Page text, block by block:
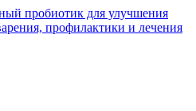
пробиотик для улучшения
профилактики и лечения